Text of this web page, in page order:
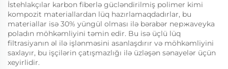
İstehlakçılar karbon fiberlə gücləndirilmiş polimer kimi
kompozit materiallardan lüq hazırlamaqdadırlar, bu
materiallar isə 30% yüngül olması ilə bərabər nержavеyka
poladın möhkəmliyini təmin edir. Bu isə üçlü lüq
filtrasiyanın əl ilə işlənməsini asanlaşdırır və möhkəmliyini
saxlayır, bu işçilərin çatışmazlığı ilə üzləşən sənayelər üçün
xeyirlidir.